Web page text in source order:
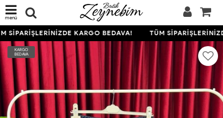
menü
SİPARİŞLERİNİZDE KARGO BEDAVA! TÜM
KARGO
BEDAVA